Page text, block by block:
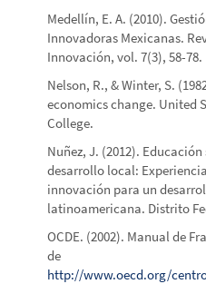
Medellín, E. A. (2010).
Innovadoras Mexicanas.
Innovación, vol. 7(3), 58-78.
Nelson, R., & Winter, S.
economics change. United
College.
Nuñez, J. (2012).
desarrollo local:
innovación para un
latinoamericana. Distrito
OCDE. (2002). Manual de
de
http://www.oecd.org/